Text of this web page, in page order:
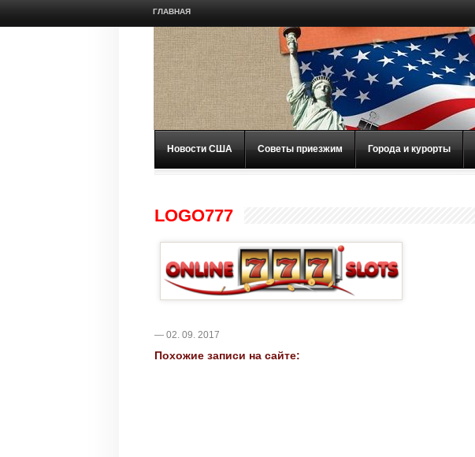
ГЛАВНАЯ
Новости США Советы приезжим Города и курорты
LOGO777
— 02. 09. 2017
Похожие записи на сайте: